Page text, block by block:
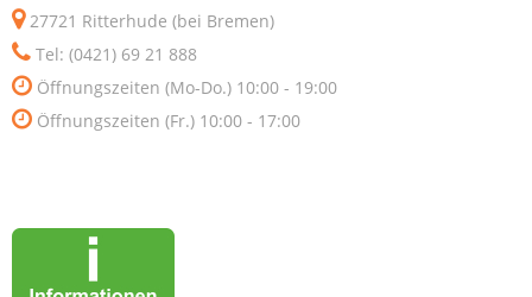
27721 Ritterhude (bei Bremen)
Tel: (0421) 69 21 888
Öffnungszeiten (Mo-Do.) 10:00 - 19:00
Öffnungszeiten (Fr.) 10:00 - 17:00